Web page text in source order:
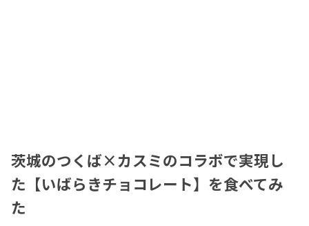
茨城のつくば×カスミのコラボで実現し
た【いばらきチョコレート】を食べてみ
た